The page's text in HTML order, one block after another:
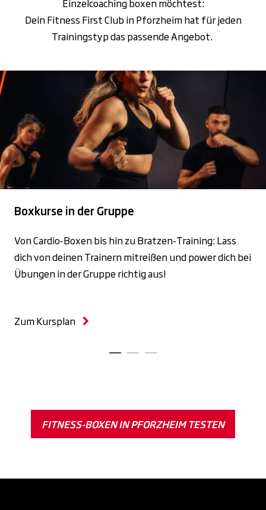
Einzelcoaching boxen möchtest:
Dein Fitness First Club in Pforzheim hat für jeden
Trainingstyp das passende Angebot.
Boxkurse in der Gruppe
Von Cardio-Boxen bis hin zu Bratzen-Training: Lass
dich von deinen Trainern mitreißen und power dich bei
Übungen in der Gruppe richtig aus!
Zum Kursplan
FITNESS-BOXEN IN PFORZHEIM TESTEN